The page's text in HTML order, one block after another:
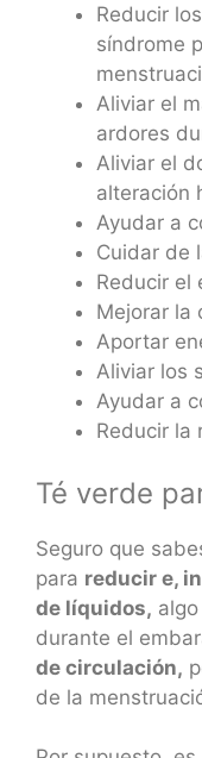
Reducir
síndrome
Aliviar el
ardores
Aliviar el
alteración
Ayudar a
Cuidar de
Reducir el
Mejorar la
Aportar
Aliviar los
Ayudar a
Reducir la
Té verde
Seguro que
para reducir e,
de líquidos,
durante el
de circulación,
de la